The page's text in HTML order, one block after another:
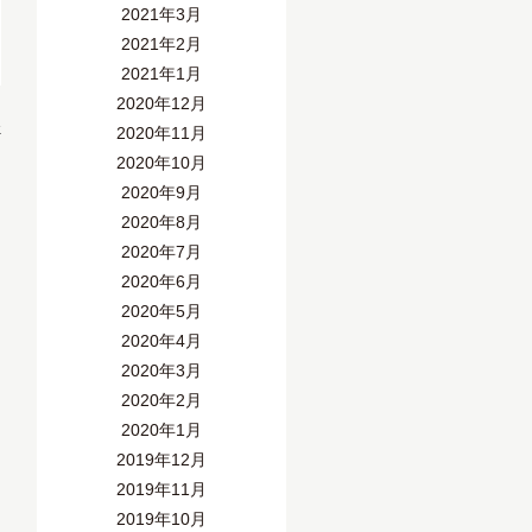
2021年3月
2021年2月
2021年1月
2020年12月
2020年11月
2020年10月
2020年9月
2020年8月
2020年7月
2020年6月
2020年5月
2020年4月
2020年3月
2020年2月
2020年1月
2019年12月
2019年11月
2019年10月